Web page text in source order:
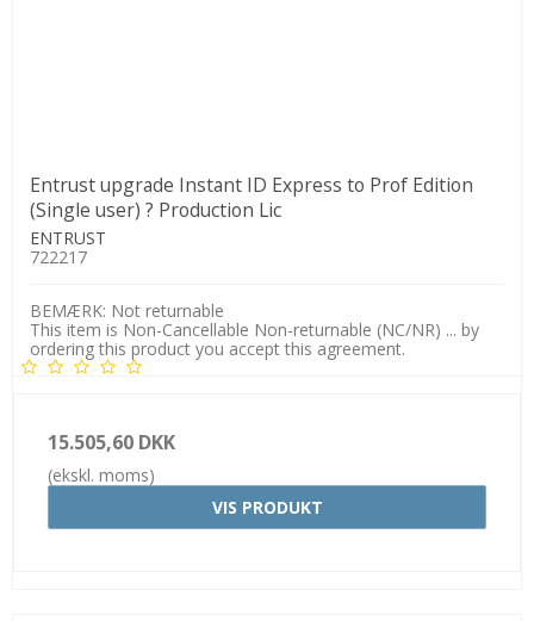
Entrust upgrade Instant ID Express to Prof Edition
(Single user) ? Production Lic
ENTRUST
722217
BEMÆRK: Not returnable
This item is Non-Cancellable Non-returnable (NC/NR) ... by
ordering this product you accept this agreement.
15.505,60 DKK
(ekskl. moms)
VIS PRODUKT